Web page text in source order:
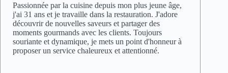
Passionnée par la cuisine depuis mon plus jeune âge,
j'ai 31 ans et je travaille dans la restauration. J'adore
découvrir de nouvelles saveurs et partager des
moments gourmands avec les clients. Toujours
souriante et dynamique, je mets un point d'honneur à
proposer un service chaleureux et attentionné.